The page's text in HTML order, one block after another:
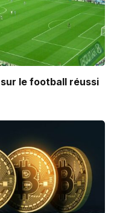
le football réussi